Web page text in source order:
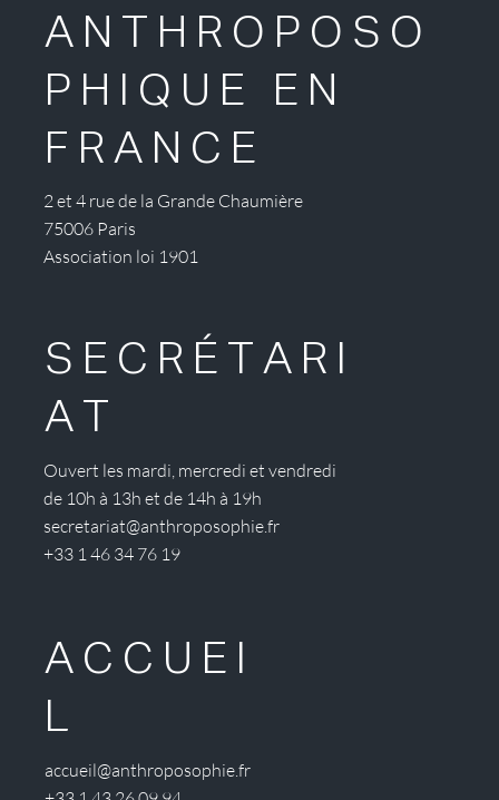
ANTHROPOSO
PHIQUE EN
FRANCE
2 et 4 rue de la Grande Chaumière
75006 Paris
Association loi 1901
SECRÉTARI
AT
Ouvert les mardi, mercredi et vendredi
de 10h à 13h et de 14h à 19h
secretariat@anthroposophie.fr
+33 1 46 34 76 19
ACCUEI
L
accueil@anthroposophie.fr